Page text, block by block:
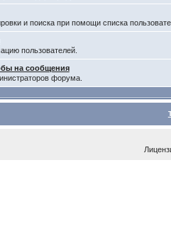
и поиска при помощи списка
пользователей.
на сообщения
форума.